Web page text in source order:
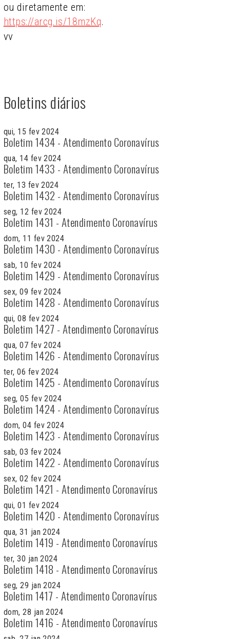
ou diretamente em:
https://arcg.is/18mzKq.
vv
Boletins diários
qui, 15 fev 2024
Boletim 1434 - Atendimento Coronavírus
qua, 14 fev 2024
Boletim 1433 - Atendimento Coronavírus
ter, 13 fev 2024
Boletim 1432 - Atendimento Coronavírus
seg, 12 fev 2024
Boletim 1431 - Atendimento Coronavírus
dom, 11 fev 2024
Boletim 1430 - Atendimento Coronavírus
sab, 10 fev 2024
Boletim 1429 - Atendimento Coronavírus
sex, 09 fev 2024
Boletim 1428 - Atendimento Coronavírus
qui, 08 fev 2024
Boletim 1427 - Atendimento Coronavírus
qua, 07 fev 2024
Boletim 1426 - Atendimento Coronavírus
ter, 06 fev 2024
Boletim 1425 - Atendimento Coronavírus
seg, 05 fev 2024
Boletim 1424 - Atendimento Coronavírus
dom, 04 fev 2024
Boletim 1423 - Atendimento Coronavírus
sab, 03 fev 2024
Boletim 1422 - Atendimento Coronavírus
sex, 02 fev 2024
Boletim 1421 - Atendimento Coronavírus
qui, 01 fev 2024
Boletim 1420 - Atendimento Coronavírus
qua, 31 jan 2024
Boletim 1419 - Atendimento Coronavírus
ter, 30 jan 2024
Boletim 1418 - Atendimento Coronavírus
seg, 29 jan 2024
Boletim 1417 - Atendimento Coronavírus
dom, 28 jan 2024
Boletim 1416 - Atendimento Coronavírus